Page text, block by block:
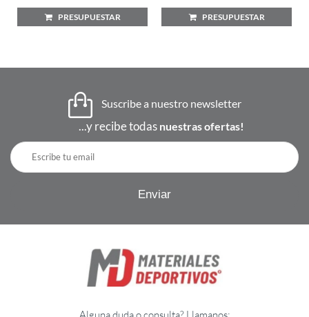
PRESUPUESTAR PRESUPUESTAR
Suscribe a nuestro newsletter
...y recibe todas nuestras ofertas!
Alguna duda o consulta? Llamanos: